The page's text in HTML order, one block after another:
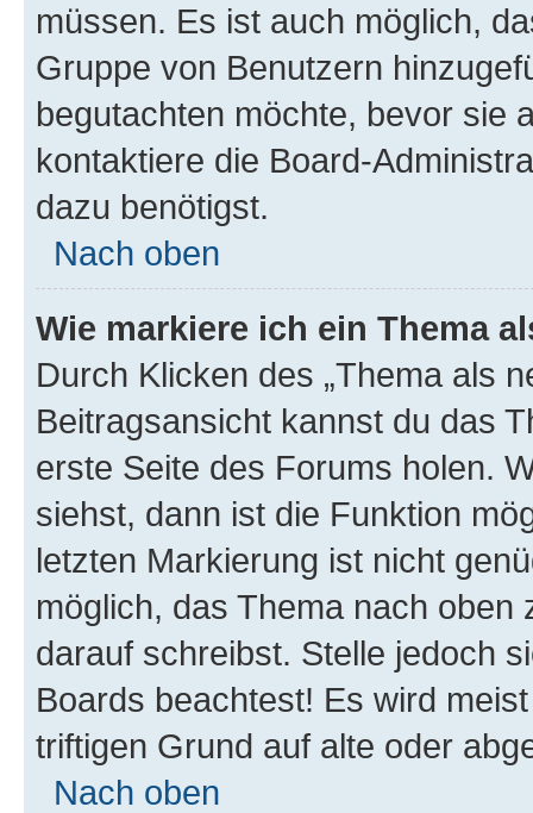
müssen. Es ist auch möglich,
Gruppe von Benutzern
begutachten möchte, bevor sie
kontaktiere die Board-
dazu benötigst.
Nach oben
Wie markiere ich ein Thema
Durch Klicken des „Thema als
Beitragsansicht kannst du das
erste Seite des Forums holen.
siehst, dann ist die Funktion
letzten Markierung ist nicht
möglich, das Thema nach oben
darauf schreibst. Stelle jedoch
Boards beachtest! Es wird
triftigen Grund auf alte oder
Nach oben